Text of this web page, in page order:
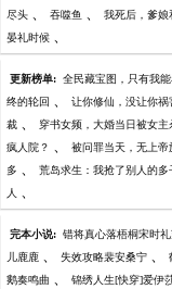
尽头 、 吞噬鱼 、 我死后，爹娘
晏礼时候 、
更新榜单: 全民藏宝图，只有我
终的轮回 、 让你修仙，没让你祸
裁 、 穿书女频，大婚当日被女主
疯人院？ 、 被问罪当天，无上帝
多 、 荒岛求生：我抢了别人的多
人 、
完本小说: 错将真心落梧桐宋时
儿鹿鹿 、 失效攻略裴安桑宁 、
鹅奏鸣曲 、 锦绣人生[快穿]爱伊